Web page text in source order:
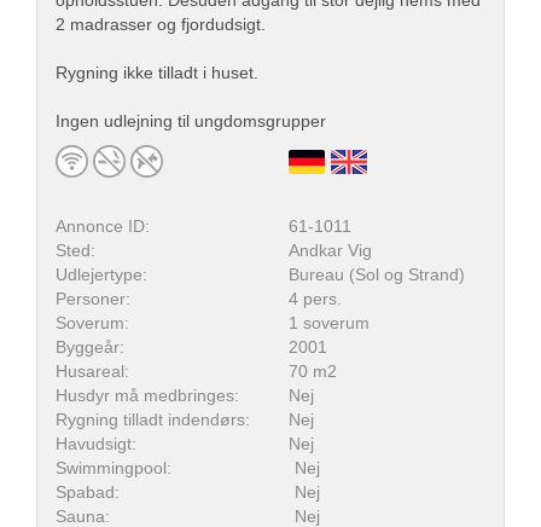
2 madrasser og fjordudsigt.
Rygning ikke tilladt i huset.
Ingen udlejning til ungdomsgrupper
Annonce ID:
61-1011
Sted:
Andkar Vig
Udlejertype:
Bureau (Sol og Strand)
Personer:
4 pers.
Soverum:
1 soverum
Byggeår:
2001
Husareal:
70 m2
Husdyr må medbringes:
Nej
Rygning tilladt indendørs:
Nej
Havudsigt:
Nej
Swimmingpool:
Nej
Spabad:
Nej
Sauna:
Nej